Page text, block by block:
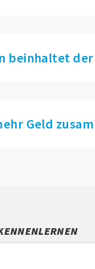
beinhaltet
Geld